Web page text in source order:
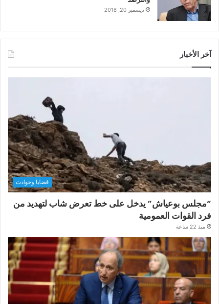
ديسمبر 20, 2018
آخر الأخبار
قضايا وحوادث
“مجلس بوعياش” يدخل على خط تعرض شاب لتهديد من
فرد القوات العمومية
منذ 22 ساعة